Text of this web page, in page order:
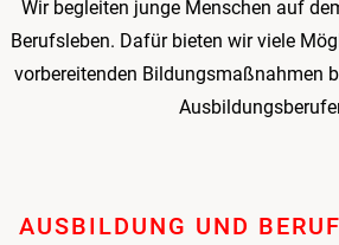
Wir begleiten junge Menschen auf
Beruf­sleben. Dafür bieten wir viele
vorbereitenden Bildungs­maßnahmen
AUSBILDUNG UND BERUF